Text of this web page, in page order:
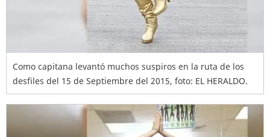
Como capitana levantó muchos suspiros en la ruta de los
desfiles del 15 de Septiembre del 2015, foto: EL HERALDO.